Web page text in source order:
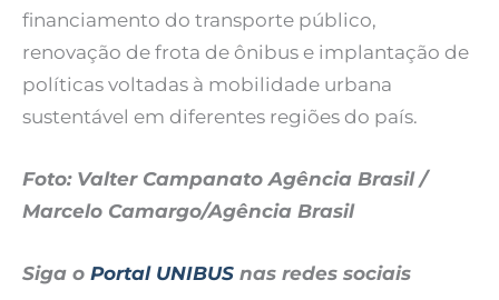
financiamento do transporte público,
renovação de frota de ônibus e implantação de
políticas voltadas à mobilidade urbana
sustentável em diferentes regiões do país.
Foto: Valter Campanato Agência Brasil /
Marcelo Camargo/Agência Brasil
Siga o Portal UNIBUS nas redes sociais